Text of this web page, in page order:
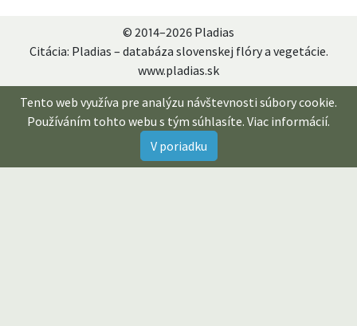
© 2014–2026 Pladias
Citácia: Pladias – databáza slovenskej flóry a vegetácie.
www.pladias.sk
Tento web využíva pre analýzu návštevnosti súbory cookie.
Používáním tohto webu s tým súhlasíte. Viac informácií.
V poriadku